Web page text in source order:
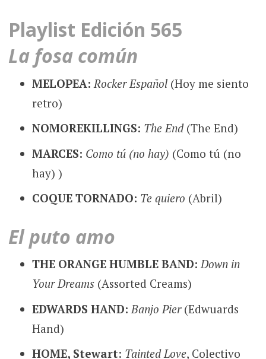
Playlist Edición 565
La fosa común
MELOPEA: Rocker Español(Hoy me siento
retro)
NOMOREKILLINGS: The End(The End)
MARCES: Como tú (no hay) (Como tú (no
hay) )
COQUE TORNADO: Te quiero (Abril)
El puto amo
THE ORANGE HUMBLE BAND: Down in
Your Dreams(Assorted Creams)
EDWARDS HAND: Banjo Pier(Edwuards
Hand)
HOME, Stewart: Tainted Love, Colectivo